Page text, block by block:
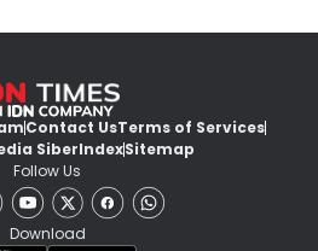
Contact UsTerms of Services
SiberIndexSitemap
Follow Us
Download